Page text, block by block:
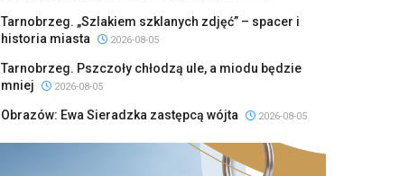
Tarnobrzeg. „Szlakiem szklanych zdjęć” – spacer i
historia miasta
2026-08-05
Tarnobrzeg. Pszczoły chłodzą ule, a miodu będzie
mniej
2026-08-05
Obrazów: Ewa Sieradzka zastępcą wójta 2026-08-05